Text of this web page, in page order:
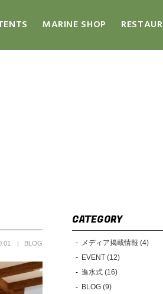
MARINE SHOP
BLOG
CATEGORY
メディア掲載情報 (4)
EVENT (12)
進水式 (16)
BLOG (9)